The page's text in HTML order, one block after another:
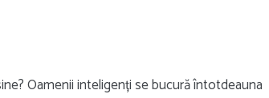
Oamenii inteligenți se bucură întotdeauna